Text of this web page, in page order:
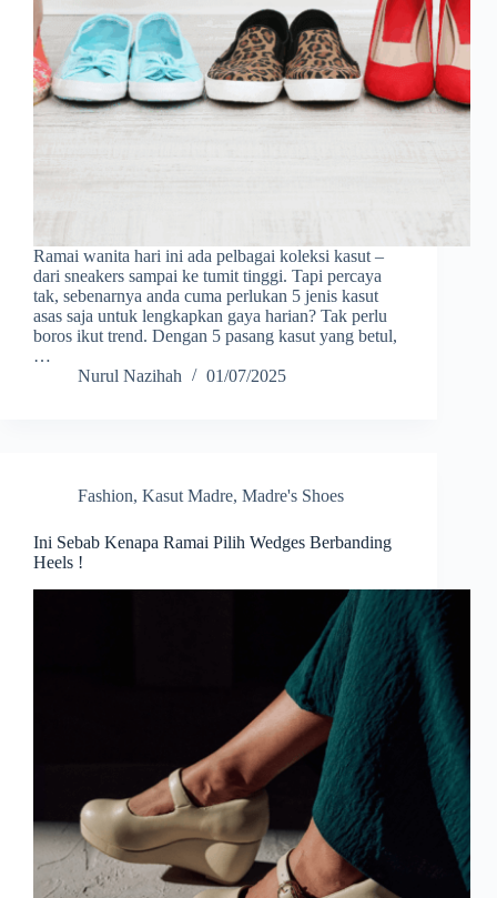
Ramai wanita hari ini ada pelbagai koleksi kasut –
dari sneakers sampai ke tumit tinggi. Tapi percaya
tak, sebenarnya anda cuma perlukan 5 jenis kasut
asas saja untuk lengkapkan gaya harian? Tak perlu
boros ikut trend. Dengan 5 pasang kasut yang betul,
…
Nurul Nazihah
01/07/2025
Fashion, Kasut Madre, Madre's Shoes
Ini Sebab Kenapa Ramai Pilih Wedges Berbanding
Heels !